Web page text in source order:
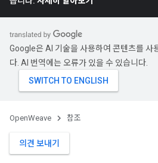
Google은 AI 기술을 사용하여 콘텐츠를 사
다. AI 번역에는 오류가 있을 수 있습니다.
OpenWeave 참조
의견 보내기